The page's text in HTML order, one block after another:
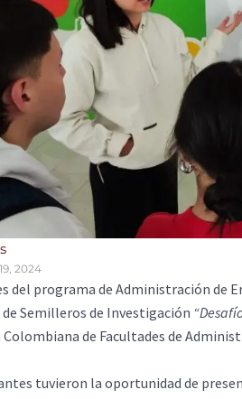
2024
del programa de Administración de
Semilleros de Investigación
de Facultades de
tuvieron la oportunidad de